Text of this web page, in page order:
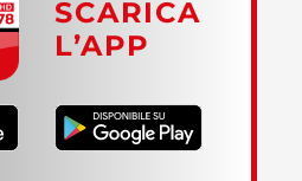
SCARICA
L’APP